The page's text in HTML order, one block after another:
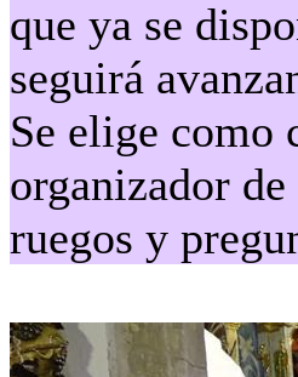
que ya se
seguirá
Se elige como
organizador
ruegos y